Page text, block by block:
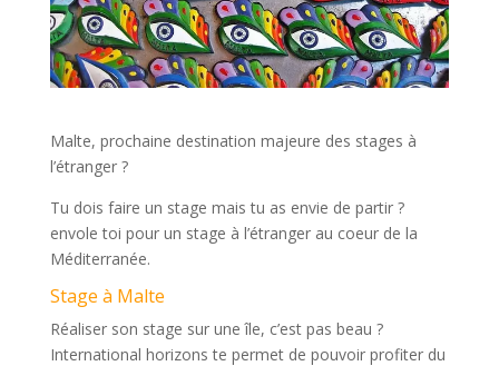
Malte, prochaine destination majeure des stages à
l’étranger ?
Tu dois faire un stage mais tu as envie de partir ?
envole toi pour un stage à l’étranger au coeur de la
Méditerranée.
Stage à Malte
Réaliser son stage sur une île, c’est pas beau ?
International horizons te permet de pouvoir profiter du